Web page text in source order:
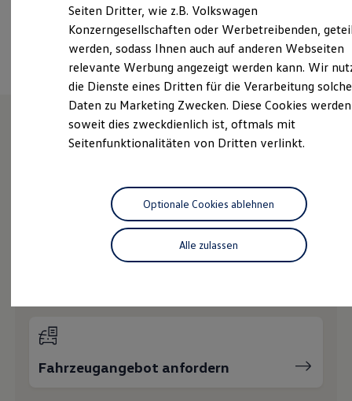
ID. Software Versionen und Updates
Digitale Extras
Schnittstellen zu Ihrem ID.
Hybridautos
Marke und Erlebnis
Volkswagen R und R Experience
R-Modelle
Driving Experience
Volkswagen entdecken
Lifestyle Shop
T-Roc Kollektion
Golf Kollektion
ID. Kollektion
Volkswagen Kollektion
R-Kollektion
Besitzer und Service
Service und Ersatzteile
Ansprechpartner
Wie können wir
Ihnen weiterhelfen?
Fahrzeugangebot anfordern
Seiten Dritter, wie z.B. Volkswagen
Konzerngesellschaften oder Werbetreibenden,
werden, sodass Ihnen auch auf anderen Webseiten
relevante Werbung angezeigt werden kann. Wir
die Dienste eines Dritten für die Verarbeitung
Daten zu Marketing Zwecken. Diese Cookies
soweit dies zweckdienlich ist, oftmals mit
Seitenfunktionalitäten von Dritten verlinkt.
Alle zulassen
Optionale Cookies ablehnen